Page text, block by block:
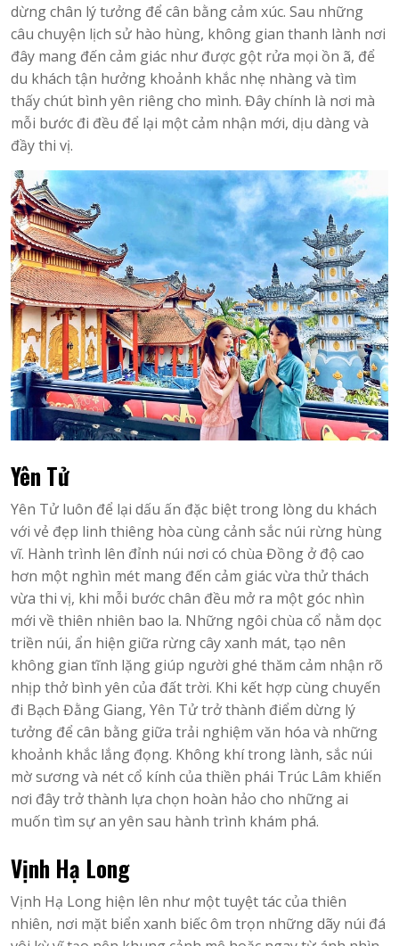
dừng chân lý tưởng để cân bằng cảm xúc. Sau những
câu chuyện lịch sử hào hùng, không gian thanh lành nơi
đây mang đến cảm giác như được gột rửa mọi ồn ã, để
du khách tận hưởng khoảnh khắc nhẹ nhàng và tìm
thấy chút bình yên riêng cho mình. Đây chính là nơi mà
mỗi bước đi đều để lại một cảm nhận mới, dịu dàng và
đầy thi vị.
Yên Tử
Yên Tử luôn để lại dấu ấn đặc biệt trong lòng du khách
với vẻ đẹp linh thiêng hòa cùng cảnh sắc núi rừng hùng
vĩ. Hành trình lên đỉnh núi nơi có chùa Đồng ở độ cao
hơn một nghìn mét mang đến cảm giác vừa thử thách
vừa thi vị, khi mỗi bước chân đều mở ra một góc nhìn
mới về thiên nhiên bao la. Những ngôi chùa cổ nằm dọc
triền núi, ẩn hiện giữa rừng cây xanh mát, tạo nên
không gian tĩnh lặng giúp người ghé thăm cảm nhận rõ
nhịp thở bình yên của đất trời. Khi kết hợp cùng chuyến
đi Bạch Đằng Giang, Yên Tử trở thành điểm dừng lý
tưởng để cân bằng giữa trải nghiệm văn hóa và những
khoảnh khắc lắng đọng. Không khí trong lành, sắc núi
mờ sương và nét cổ kính của thiền phái Trúc Lâm khiến
nơi đây trở thành lựa chọn hoàn hảo cho những ai
muốn tìm sự an yên sau hành trình khám phá.
Vịnh Hạ Long
Vịnh Hạ Long hiện lên như một tuyệt tác của thiên
nhiên, nơi mặt biển xanh biếc ôm trọn những dãy núi đá